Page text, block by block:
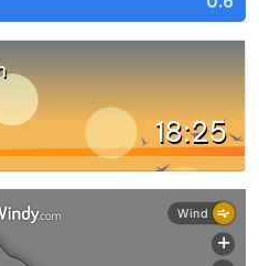
18:25